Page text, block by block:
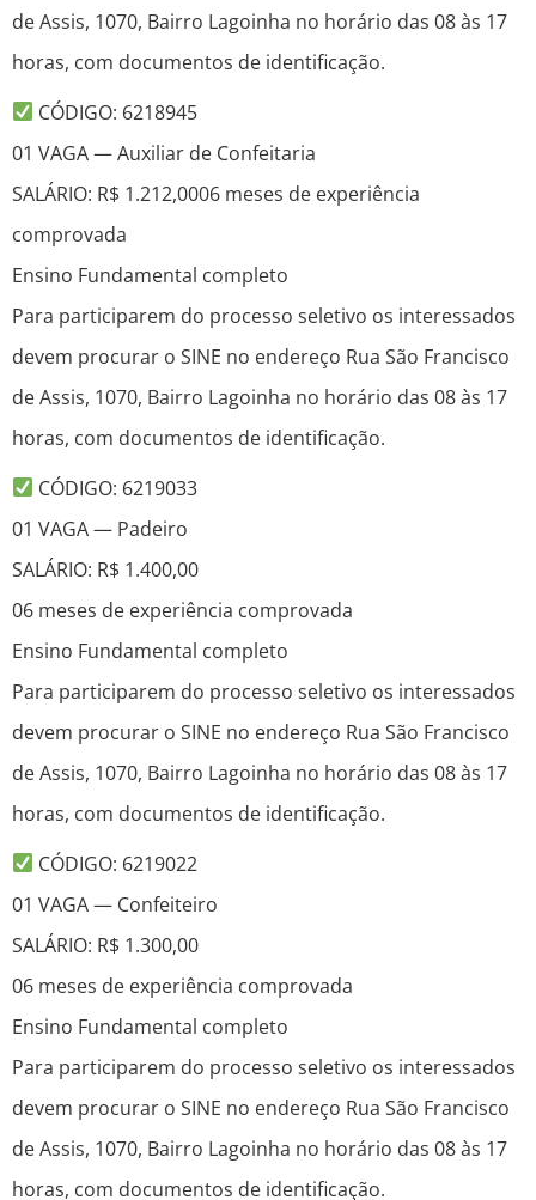
de Assis, 1070, Bairro Lagoinha no horário das 08 às 17
horas, com documentos de identificação.
CÓDIGO: 6218945
01 VAGA — Auxiliar de Confeitaria
SALÁRIO: R$ 1.212,0006 meses de experiência
comprovada
Ensino Fundamental completo
Para participarem do processo seletivo os interessados
devem procurar o SINE no endereço Rua São Francisco
de Assis, 1070, Bairro Lagoinha no horário das 08 às 17
horas, com documentos de identificação.
CÓDIGO: 6219033
01 VAGA — Padeiro
SALÁRIO: R$ 1.400,00
06 meses de experiência comprovada
Ensino Fundamental completo
Para participarem do processo seletivo os interessados
devem procurar o SINE no endereço Rua São Francisco
de Assis, 1070, Bairro Lagoinha no horário das 08 às 17
horas, com documentos de identificação.
CÓDIGO: 6219022
01 VAGA — Confeiteiro
SALÁRIO: R$ 1.300,00
06 meses de experiência comprovada
Ensino Fundamental completo
Para participarem do processo seletivo os interessados
devem procurar o SINE no endereço Rua São Francisco
de Assis, 1070, Bairro Lagoinha no horário das 08 às 17
horas, com documentos de identificação.